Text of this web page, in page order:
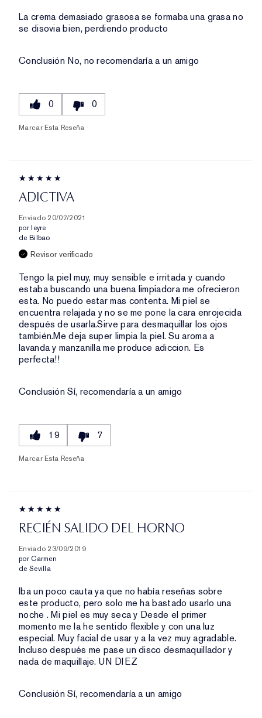
La crema demasiado grasosa se formaba una grasa no
se disovia bien, perdiendo producto
Conclusión No, no recomendaría a un amigo
0 0
Marcar Esta Reseña
ADICTIVA
Enviado 20/07/2021
por leyre
de Bilbao
Revisor verificado
Tengo la piel muy, muy sensible e irritada y cuando
estaba buscando una buena limpiadora me ofrecieron
esta. No puedo estar mas contenta. Mi piel se
encuentra relajada y no se me pone la cara enrojecida
después de usarla.Sirve para desmaquillar los ojos
también.Me deja super limpia la piel. Su aroma a
lavanda y manzanilla me produce adiccion. Es
perfecta!!
ConclusiónSí, recomendaría a un amigo
19 7
Marcar Esta Reseña
RECIÉN SALIDO DEL HORNO
Enviado 23/09/2019
por Carmen
de Sevilla
Iba un poco cauta ya que no había reseñas sobre
este producto, pero solo me ha bastado usarlo una
noche . Mi piel es muy seca y Desde el primer
momento me la he sentido flexible y con una luz
especial. Muy facial de usar y a la vez muy agradable.
Incluso después me pase un disco desmaquillador y
nada de maquillaje. UN DIEZ
ConclusiónSí, recomendaría a un amigo